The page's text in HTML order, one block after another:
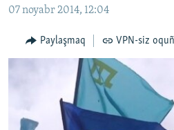
İNSAN AQLARI
VİDEO
BLOGLAR
FİKİR
07 noyabr 2014, 12:04
Paylaşmaq VPN-siz